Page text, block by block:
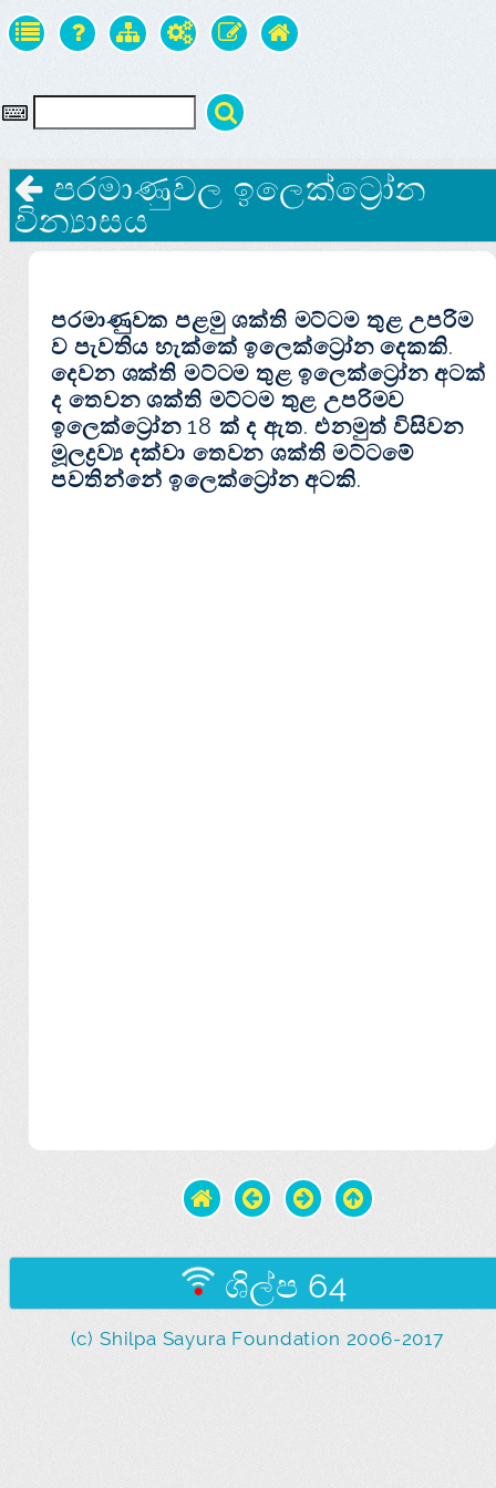
පරමාණුවල ඉලෙක්ට්‍රෝන
වින්‍යාසය
පරමාණුවක පළමු ශක්ති මට්ටම තුළ උපරිම
ව පැවතිය හැක්කේ ඉලෙක්ට්‍රෝන දෙකකි.
දෙවන ශක්ති මට්ටම තුළ ඉලෙක්ට්‍රෝන අටක්
ද තෙවන ශක්ති මට්ටම තුළ උපරිමව
ඉලෙක්ට්‍රෝන 18 ක් ද ඇත. එනමුත් විසිවන
මූලද්‍රව්‍ය දක්වා තෙවන ශක්ති මට්ටමේ
පවතින්නේ ඉලෙක්ට්‍රෝන අටකි.
ශිල්ප 64
(c) Shilpa Sayura Foundation 2006-2017